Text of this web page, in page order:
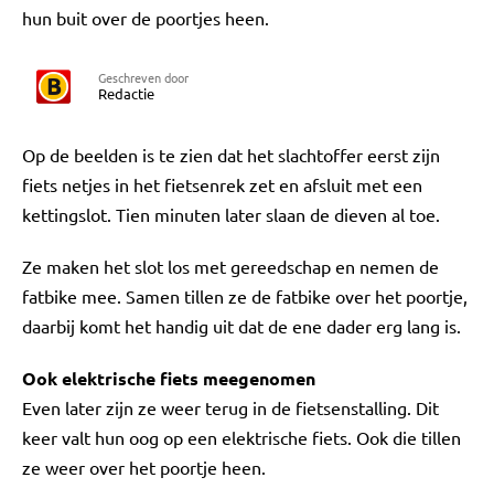
hun buit over de poortjes heen.
Geschreven door
Redactie
Op de beelden is te zien dat het slachtoffer eerst zijn
fiets netjes in het fietsenrek zet en afsluit met een
kettingslot. Tien minuten later slaan de dieven al toe.
Ze maken het slot los met gereedschap en nemen de
fatbike mee. Samen tillen ze de fatbike over het poortje,
daarbij komt het handig uit dat de ene dader erg lang is.
Ook elektrische fiets meegenomen
Even later zijn ze weer terug in de fietsenstalling. Dit
keer valt hun oog op een elektrische fiets. Ook die tillen
ze weer over het poortje heen.